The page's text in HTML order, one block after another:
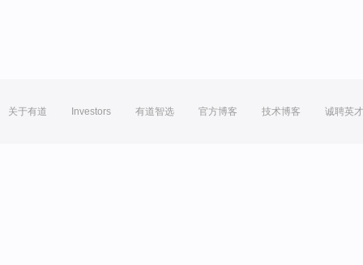
关于有道 Investors 有道智选 官方博客 技术博客 诚聘英才